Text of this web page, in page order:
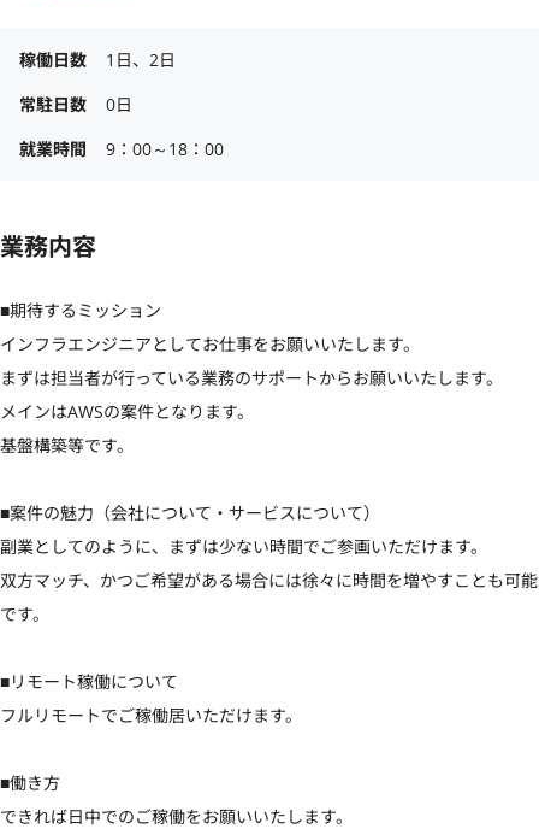
稼働日数
1日、2日
常駐日数
0日
就業時間
9：00～18：00
業務内容
■期待するミッション
インフラエンジニアとしてお仕事をお願いいたします。
まずは担当者が行っている業務のサポートからお願いいたします。
メインはAWSの案件となります。
基盤構築等です。
■案件の魅力（会社について・サービスについて）
副業としてのように、まずは少ない時間でご参画いただけます。
双方マッチ、かつご希望がある場合には徐々に時間を増やすことも可能
です。
■リモート稼働について
フルリモートでご稼働居いただけます。
■働き方
できれば日中でのご稼働をお願いいたします。